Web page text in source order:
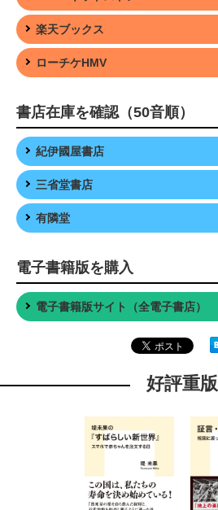
楽天ブックス
ローチケHMV
書店在庫を確認（50音順）
紀伊國屋書店
三省堂書店
有隣堂
電子書籍版を購入
電子書籍版サイト（全電子書店）
好評重版